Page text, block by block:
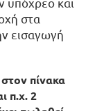
στα
εισαγωγή
πίνακα
π.χ. 2